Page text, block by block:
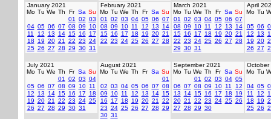
January 2021
Mo Tu We Th Fr Sa Su
01
02 03
04 05 06 07 08 09
10
11
12 13 14 15 16
17
18
19 20 21 22 23 24
25 26 27 28 29 30 31
February 2021
Mo Tu We Th Fr Sa Su
01
02 03 04 05 06 07
08 09 10 11 12 13
14
15 16 17 18 19 20 21
22 23 24 25 26 27 28
March 2021
Mo Tu We Th Fr Sa Su
01
02 03 04 05 06 07
08 09 10 11 12 13
14
15 16 17 18 19 20 21
22 23 24 25 26 27 28
29 30 31
April
Mo Tu
05 06
12
13
19 20
26 27
July 2021
Mo Tu We Th Fr Sa Su
01
02 03 04
05 06 07 08 09 10 11
12
13 14 15 16 17
18
19 20 21 22 23 24 25
26 27 28 29 30 31
August 2021
Mo Tu We Th Fr Sa Su
01
02 03 04 05 06 07 08
09
10 11 12 13 14 15
16
17 18 19 20 21
22
23 24 25 26 27 28 29
30 31
September 2021
Mo Tu We Th Fr Sa Su
01
02 03 04 05
06 07 08 09 10 11
12
13
14 15 16 17 18
19
20 21 22 23 24 25 26
27 28 29 30
October
Mo Tu
04 05
11
12
18
19
25 26